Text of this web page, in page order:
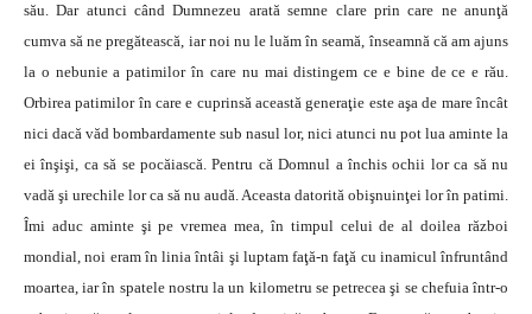
său. Dar atunci când Dumnezeu arată semne clare prin care ne anunţă
cumva să ne pregătească, iar noi nu le luăm în seamă, înseamnă că am ajuns
la o nebunie a patimilor în care nu mai distingem ce e bine de ce e rău.
Orbirea patimilor în care e cuprinsă această generaţie este aşa de mare încât
nici dacă văd bombardamente sub nasul lor, nici atunci nu pot lua aminte la
ei înşişi, ca să se pocăiască. Pentru că Domnul a închis ochii lor ca să nu
vadă şi urechile lor ca să nu audă. Aceasta datorită obişnuinţei lor în patimi.
Îmi aduc aminte şi pe vremea mea, în timpul celui de al doilea război
mondial, noi eram în linia întâi şi luptam faţă-n faţă cu inamicul înfruntând
moartea, iar în spatele nostru la un kilometru se petrecea şi se chefuia într-o